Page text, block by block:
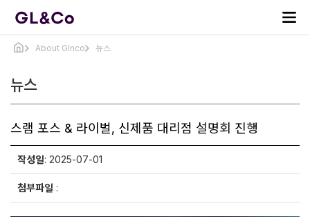
About Glnco 뉴스
뉴스
스램 포스 & 라이벌, 신제품 대리점 설명회 진행
작성일: 2025-07-01
첨부파일 :